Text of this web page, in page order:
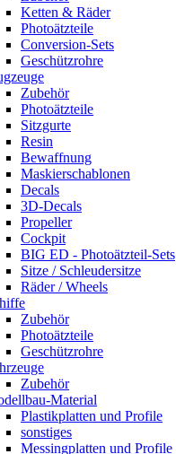
Ketten & Räder
Photoätzteile
Conversion-Sets
Geschützrohre
Zubehör
Photoätzteile
Sitzgurte
Resin
Bewaffnung
Maskierschablonen
Decals
3D-Decals
Propeller
Cockpit
BIG ED - Photoätzteil-Sets
Sitze / Schleudersitze
Räder / Wheels
Zubehör
Photoätzteile
Geschützrohre
Zubehör
Material
Plastikplatten und Profile
sonstiges
Messingplatten und Profile